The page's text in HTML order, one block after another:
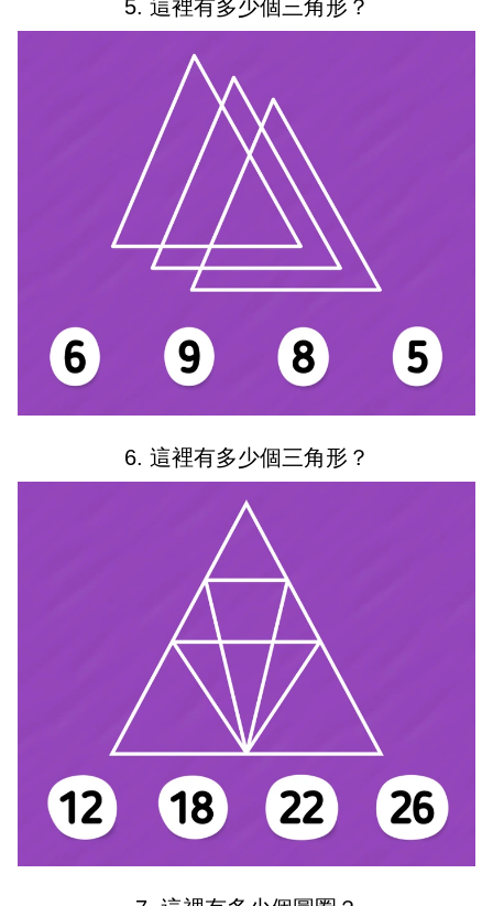
5. 這裡有多少個三角形？
6. 這裡有多少個三角形？